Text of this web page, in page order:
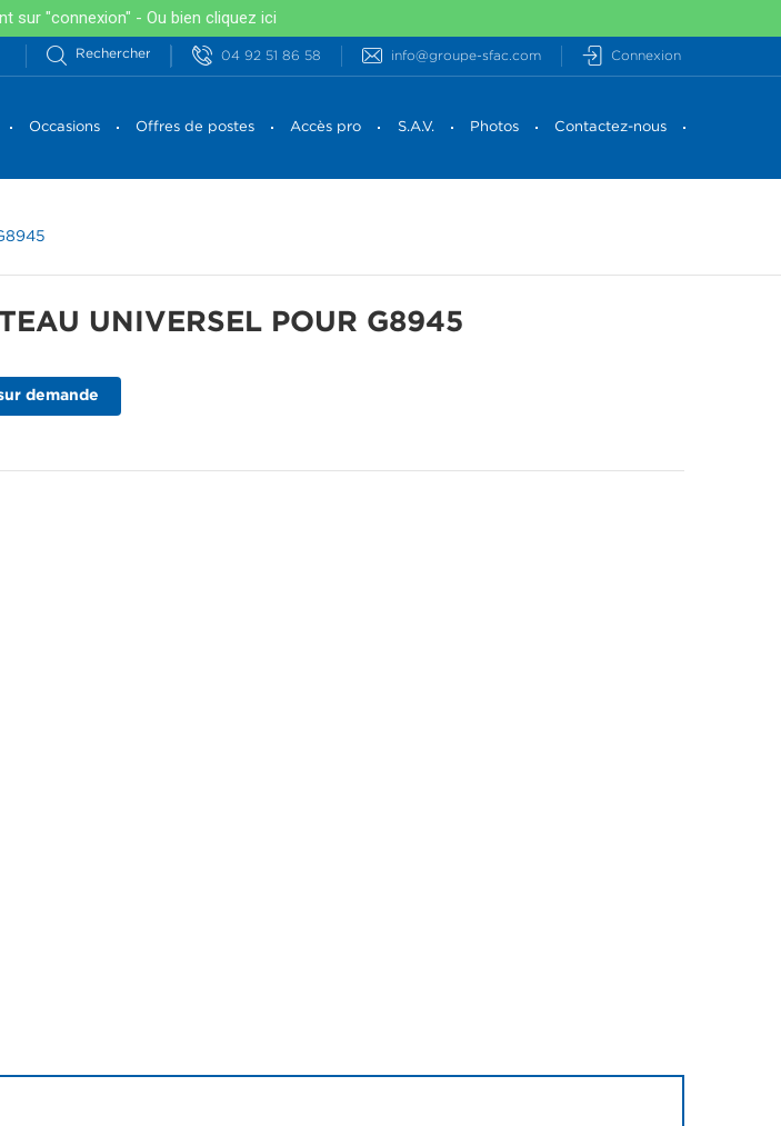
sur "connexion" - Ou bien cliquez ici
04 92 51 86 58 info@groupe-sfac.com Connexion
Occasions Offres de postes Accès pro S.A.V. Photos Contactez-nous
UNIVERSEL POUR G8945
demande